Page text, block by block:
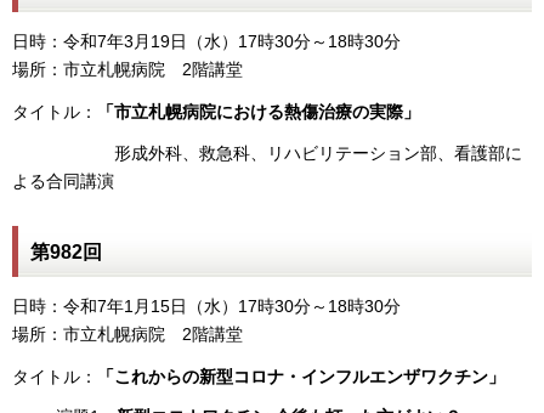
日時：令和7年3月19日（水）17時30分～18時30分
場所：市立札幌病院 2階講堂
タイトル： 「市立札幌病院における熱傷治療の実際」
形成外科、救急科、リハビリテーション部、看護部に
よる合同講演
第982回
日時：令和7年1月15日（水）17時30分～18時30分
場所：市立札幌病院 2階講堂
タイトル： 「これからの新型コロナ・インフルエンザワクチン」